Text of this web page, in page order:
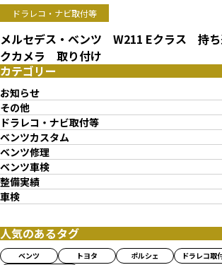
ドラレコ・ナビ取付等
メルセデス・ベンツ W211 Eクラス 持
クカメラ 取り付け
カテゴリー
お知らせ
その他
ドラレコ・ナビ取付等
ベンツカスタム
ベンツ修理
ベンツ車検
整備実績
車検
人気のあるタグ
ベンツ トヨタ ポルシェ ドラレコ取